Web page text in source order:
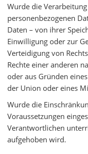
Wurde die
personenbezogenen
Daten – von ihrer
Einwilligung oder zur
Verteidigung von
Rechte einer anderen
oder aus Gründen
der Union oder eines
Wurde die
Voraussetzungen
Verantwortlichen
aufgehoben wird.